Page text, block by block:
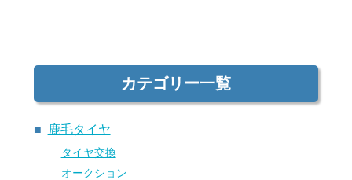
カテゴリー一覧
鹿毛タイヤ
タイヤ交換
オークション